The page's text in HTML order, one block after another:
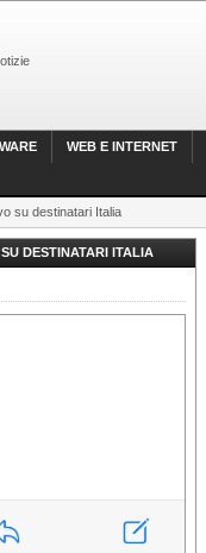
WEB E INTERNET
su destinatari Italia
DESTINATARI ITALIA